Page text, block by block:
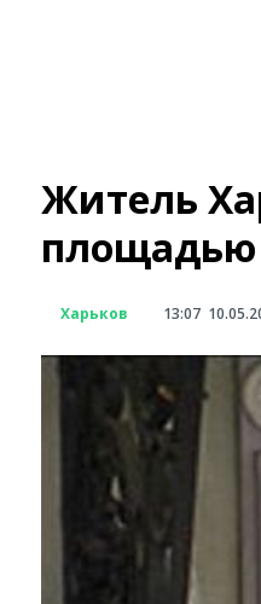
Житель
площадью
Харьков 13:07